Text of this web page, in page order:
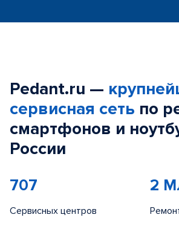
Pedant.ru —
сервисная сеть по
смартфонов и
России
707
Сервисных центров
2